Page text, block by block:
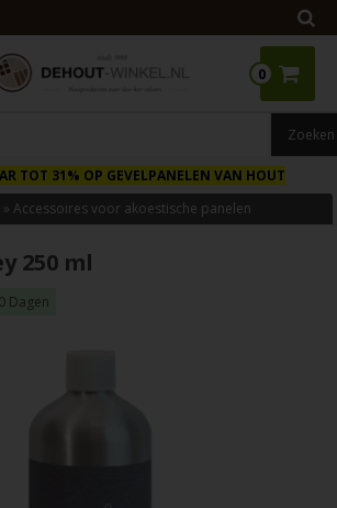
0
TOT 31% OP GEVELPANELEN VAN HOUT
»Accessoires voor akoestische panelen
250 ml
Dagen